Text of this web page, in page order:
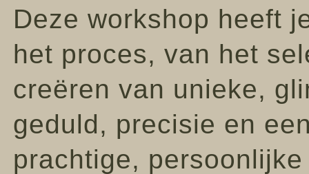
Deze workshop heeft
het proces, van het
creëren van unieke,
geduld, precisie en
prachtige,